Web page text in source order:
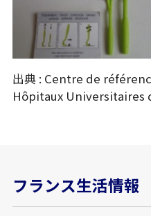
出典 : Centre de
Hôpitaux Universitaires
フランス生活情報